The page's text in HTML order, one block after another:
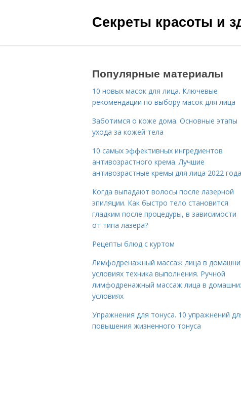
Секреты красоты и
Популярные материалы
10 новых масок для лица. Ключевые
рекомендации по выбору масок для лица
Заботимся о коже дома. Основные этапы
ухода за кожей тела
10 самых эффективных ингредиентов
антивозрастного крема. Лучшие
антивозрастные кремы для лица 2022 года
Когда выпадают волосы после лазерной
эпиляции. Как быстро тело становится
гладким после процедуры, в зависимости
от типа лазера?
Рецепты блюд с куртом
Лимфодренажный массаж лица в
условиях техника выполнения. Ручной
лимфодренажный массаж лица в
условиях
Упражнения для тонуса. 10 упражнений
повышения жизненного тонуса